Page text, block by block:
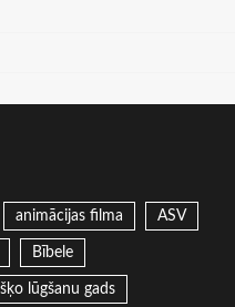
animācijas filma ASV
Bībele
lūgšanu gads